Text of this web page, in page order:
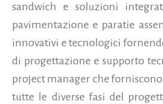
sandwich e soluzioni
pavimentazione e paratie
innovativi e tecnologici
di progettazione e supporto
project manager che
tutte le diverse fasi del